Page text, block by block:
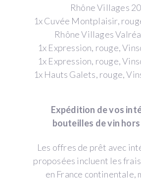
Rhône Villages
1x Cuvée Montplaisir,
Rhône Villages
1x Expression, rouge,
1x Expression, rouge,
1x Hauts Galets, rouge,
Expédition de vos
bouteilles de vin hors
Les offres de prêt avec
proposées incluent les
en France continentale,